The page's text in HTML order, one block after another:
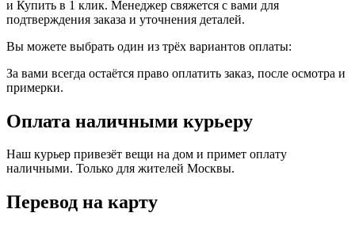
и Купить в 1 клик. Менеджер свяжется с вами для
подтверждения заказа и уточнения деталей.
Вы можете выбрать один из трёх вариантов оплаты:
За вами всегда остаётся право оплатить заказ, после осмотра и
примерки.
Оплата наличными курьеру
Наш курьер привезёт вещи на дом и примет оплату
наличными. Только для жителей Москвы.
Перевод на карту